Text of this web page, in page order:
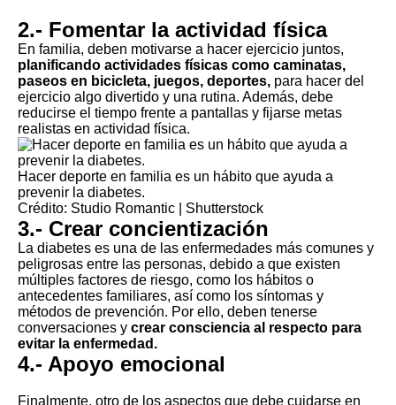
2.- Fomentar la actividad física
En familia, deben motivarse a hacer ejercicio juntos,
planificando actividades físicas como caminatas,
paseos en bicicleta, juegos, deportes, para hacer del
ejercicio algo divertido y una rutina. Además, debe
reducirse el tiempo frente a pantallas y fijarse metas
realistas en actividad física.
Hacer deporte en familia es un hábito que ayuda a
prevenir la diabetes.
Crédito: Studio Romantic | Shutterstock
3.- Crear concientización
La diabetes es una de las enfermedades más comunes y
peligrosas entre las personas, debido a que existen
múltiples factores de riesgo, como los hábitos o
antecedentes familiares, así como los síntomas y
métodos de prevención. Por ello, deben tenerse
conversaciones y crear consciencia al respecto para
evitar la enfermedad.
4.- Apoyo emocional
Finalmente, otro de los aspectos que debe cuidarse en